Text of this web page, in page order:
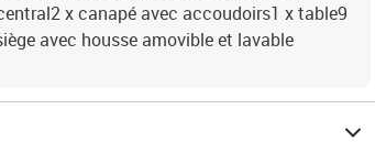
x canapé avec accoudoirs1 x table9
avec housse amovible et lavable